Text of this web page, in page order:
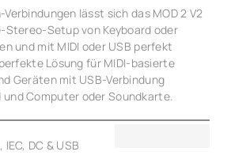
lässt sich das MOD 2 V2
Stereo-Setup von Keyboard oder
und mit MIDI oder USB perfekt
Lösung für MIDI-basierte
Geräten mit USB-Verbindung
Computer oder Soundkarte.
IEC, DC & USB